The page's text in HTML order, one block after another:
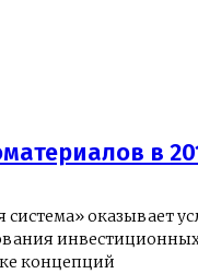
в
оказывает
концепций